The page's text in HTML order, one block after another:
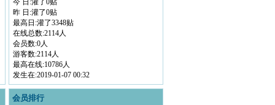
昨 日:灌了0贴
最高日:灌了3348贴
在线总数:2114人
会员数:0人
游客数:2114人
最高在线:10786人
发生在:2019-01-07 00:32
会员排行